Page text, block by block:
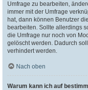
Umfrage zu bearbeiten,
immer mit der Umfrage
hat, dann können Benutzer
bearbeiten. Sollte allerdings
die Umfrage nur noch von
gelöscht werden. Dadurch
verhindert werden.
Nach oben
Warum kann ich auf